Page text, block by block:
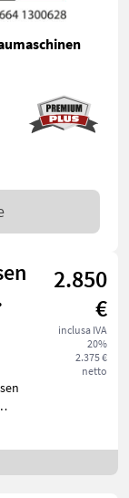
2.850
€
inclusa IVA
20%
2.375 €
netto